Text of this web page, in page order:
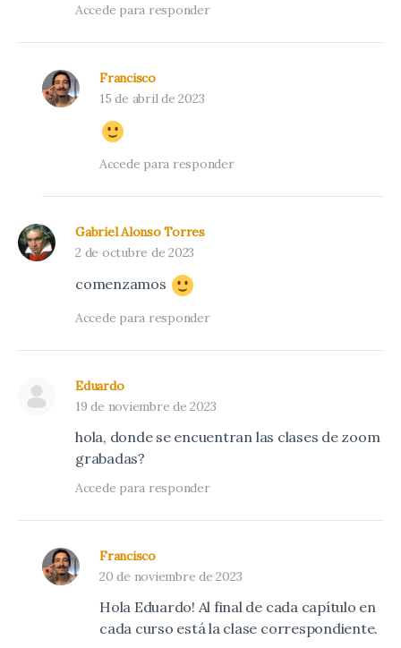
Accede para responder
Francisco
15 de abril de 2023
Accede para responder
Gabriel Alonso Torres
2 de octubre de 2023
comenzamos
Accede para responder
Eduardo
19 de noviembre de 2023
hola, donde se encuentran las clases de zoom
grabadas?
Accede para responder
Francisco
20 de noviembre de 2023
Hola Eduardo! Al final de cada capítulo en
cada curso está la clase correspondiente.